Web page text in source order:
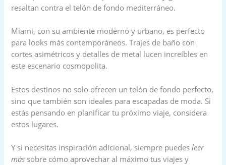
resaltan contra el telón de fondo mediterráneo.
Miami, con su ambiente moderno y urbano, es perfecto
para looks más contemporáneos. Trajes de baño con
cortes asimétricos y detalles de metal lucen increíbles en
este escenario cosmopolita.
Estos destinos no solo ofrecen un telón de fondo perfecto,
sino que también son ideales para escapadas de moda. Si
estás pensando en planificar tu próximo viaje, considera
estos lugares.
Y si necesitas inspiración adicional, siempre puedesleer
más sobre cómo aprovechar al máximo tus viajes y